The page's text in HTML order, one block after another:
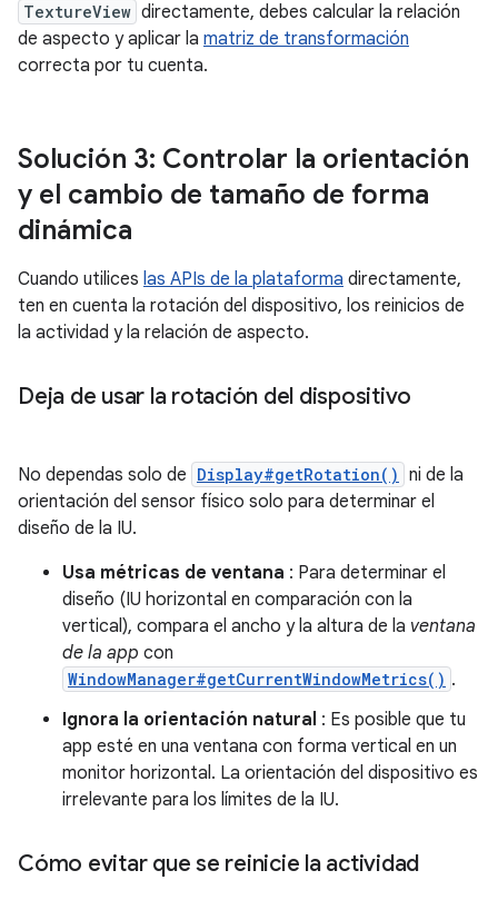
TextureView directamente, debes calcular la relación
de aspecto y aplicar la matriz de transformación
correcta por tu cuenta.
Solución 3: Controlar la orientación
y el cambio de tamaño de forma
dinámica
Cuando utilices las APIs de la plataforma directamente,
ten en cuenta la rotación del dispositivo, los reinicios de
la actividad y la relación de aspecto.
Deja de usar la rotación del dispositivo
No dependas solo de Display#getRotation() ni de la
orientación del sensor físico solo para determinar el
diseño de la IU.
Usa métricas de ventana : Para determinar el
diseño (IU horizontal en comparación con la
vertical), compara el ancho y la altura de la ventana
de la app con
WindowManager#getCurrentWindowMetrics() .
Ignora la orientación natural : Es posible que tu
app esté en una ventana con forma vertical en un
monitor horizontal. La orientación del dispositivo es
irrelevante para los límites de la IU.
Cómo evitar que se reinicie la actividad